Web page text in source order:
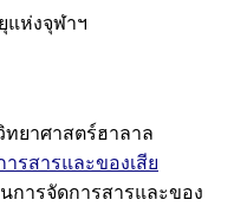
แห่งจุฬาฯ
ทยาศาสตร์ฮาลาล
รสารและของเสีย
การจัดการสารและของ